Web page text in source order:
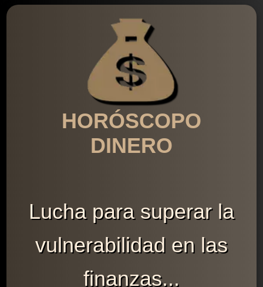
HORÓSCOPO
DINERO
Lucha para superar la
vulnerabilidad en las
finanzas...